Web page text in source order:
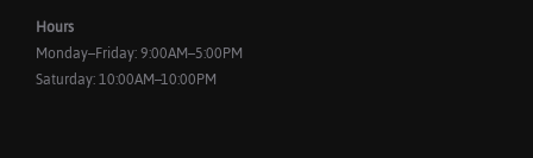
Hours
Monday–Friday: 9:00AM–5:00PM
Saturday: 10:00AM–10:00PM